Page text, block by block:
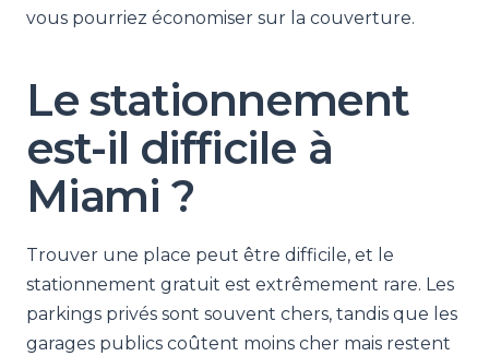
vous pourriez économiser sur la couverture.
Le stationnement
est-il difficile à
Miami ?
Trouver une place peut être difficile, et le
stationnement gratuit est extrêmement rare. Les
parkings privés sont souvent chers, tandis que les
garages publics coûtent moins cher mais restent